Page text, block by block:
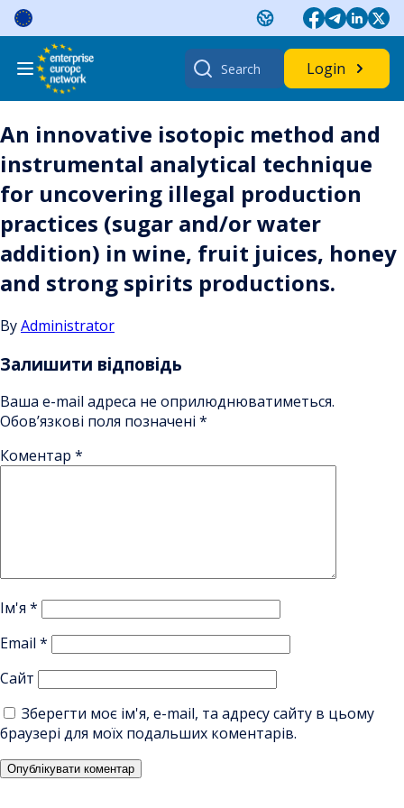
Skip
content
Search
for:
Login
An innovative isotopic method and
instrumental analytical technique
for uncovering illegal production
practices (sugar and/or water
addition) in wine, fruit juices, honey
and strong spirits productions.
ByAdministrator
Залишити відповідь
Ваша e-mail адреса не оприлюднюватиметься.
Обов’язкові поля позначені *
Коментар *
Ім'я *
Email *
Сайт
Зберегти моє ім'я, e-mail, та адресу сайту в цьому
браузері для моїх подальших коментарів.